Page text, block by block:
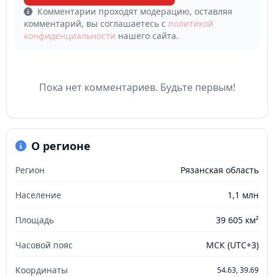
Комментарии проходят модерацию, оставляя
комментарий, вы соглашаетесь с политикой
конфиденциальности нашего сайта.
Пока нет комментариев. Будьте первым!
О регионе
Регион Рязанская область
Население 1,1 млн
Площадь 39 605 км²
Часовой пояс МСК (UTC+3)
Координаты 54.63, 39.69